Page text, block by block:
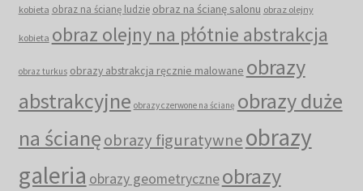
kobieta obraz na ścianę ludzie obraz na ścianę salonu obraz olejny
kobieta obraz olejny na płótnie abstrakcja
obraz turkus obrazy abstrakcja ręcznie malowane obrazy
abstrakcyjne obrazy czerwone na ścianę obrazy duże
na ścianęobrazy figuratywneobrazy
galeria obrazy geometryczneobrazy